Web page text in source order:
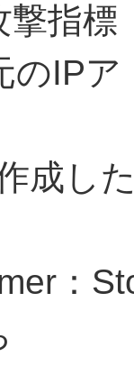
撃指標
のIP
成し
：